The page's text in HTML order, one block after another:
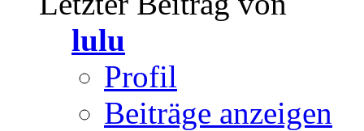
lulu
Profil
Beiträge anzeigen